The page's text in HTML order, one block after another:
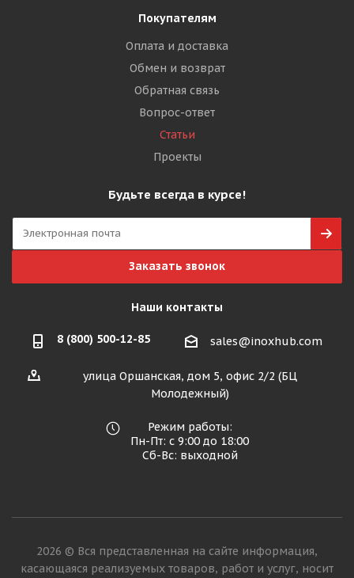
Покупателям
Оплата и доставка
Обмен и возврат
Обратная связь
Вопрос-ответ
Статьи
Проекты
Будьте всегда в курсе!
Заказать звонок
Наши контакты
8 (800) 500-12-85 sales@inoxhub.com
улица Оршанская, дом 5, офис 2/2 (БЦ
Молодежный)
Режим работы:
Пн-Пт: с 9:00 до 18:00
Сб-Вс: выходной
2026 © Вся представленная на сайте информация,
касающаяся реализуемых товаров, работ и услуг, носит